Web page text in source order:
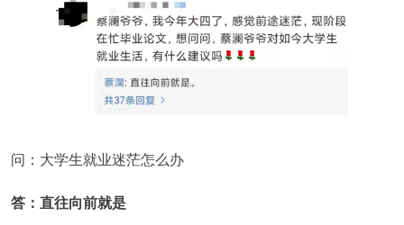
问：大学生就业迷茫怎么办
答：直往向前就是